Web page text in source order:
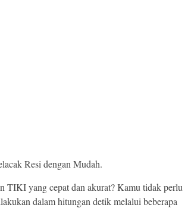
Resi dengan Mudah.
TIKI yang cepat dan akurat? Kamu tidak perlu
dalam hitungan detik melalui beberapa